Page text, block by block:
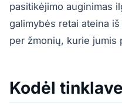
pasitikėjimo auginimas
galimybės retai ateina
per žmonių, kurie jumis
Kodėl